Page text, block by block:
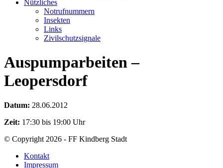
Nützliches
Notrufnummern
Insekten
Links
Zivilschutzsignale
Auspumparbeiten –
Leopersdorf
Datum: 28.06.2012
Zeit: 17:30 bis 19:00 Uhr
© Copyright 2026 - FF Kindberg Stadt
Kontakt
Impressum